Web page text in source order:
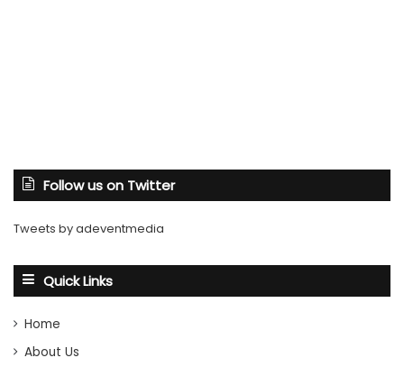
Follow us on Twitter
Tweets by adeventmedia
Quick Links
Home
About Us